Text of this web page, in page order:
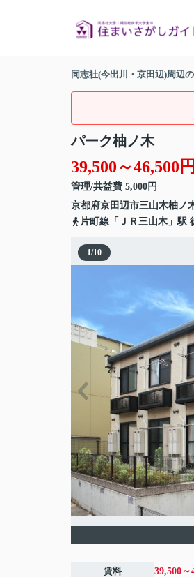
同志社(今出川・京田辺)周辺
パーク柚ノ木
39,500～46,500円
管理/共益費 5,000円
京都府京田辺市三山木柚ノ
片町線 「 ＪＲ三山木 」駅
1/10
賃料 39,500～